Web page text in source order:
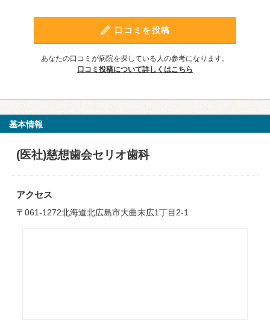
口コミを投稿
あなたの口コミが病院を探している人の参考になります。
口コミ投稿について詳しくはこちら
基本情報
(医社)慈想歯会セリオ歯科
アクセス
〒061-1272北海道北広島市大曲末広1丁目2-1